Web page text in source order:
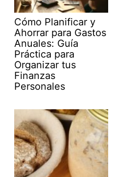
Cómo Planificar y
Ahorrar para Gastos
Anuales: Guía
Práctica para
Organizar tus
Finanzas
Personales